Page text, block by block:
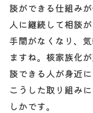
談ができる仕組み
人に継続して相談
手間がなくなり、
ますね。核家族化
談できる人が身近
こうした取り組み
しかです。